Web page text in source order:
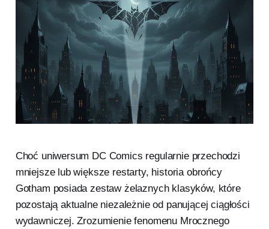
Choć uniwersum DC Comics regularnie przechodzi
mniejsze lub większe restarty, historia obrońcy
Gotham posiada zestaw żelaznych klasyków, które
pozostają aktualne niezależnie od panującej ciągłości
wydawniczej. Zrozumienie fenomenu Mrocznego